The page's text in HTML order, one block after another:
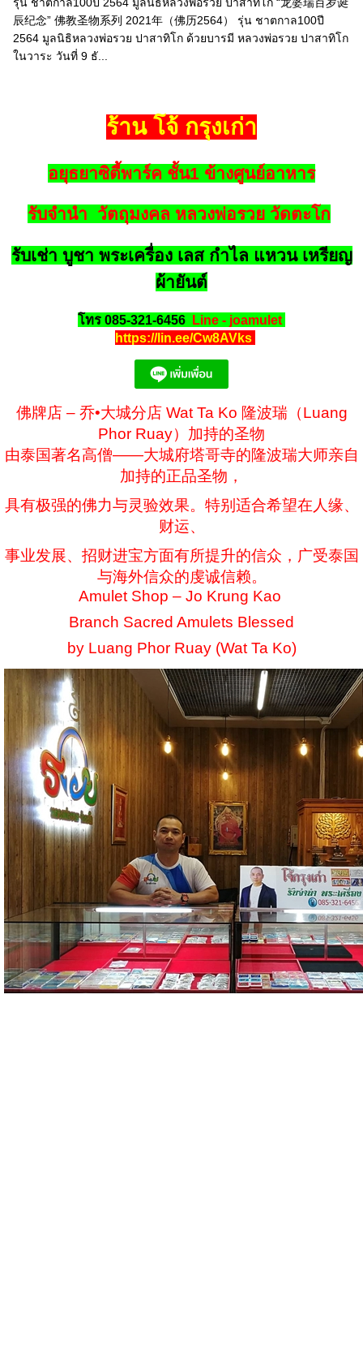
รุ่น ชาตกาล100ปี 2564 มูลนิธิหลวงพ่อรวย ปาสาทิโก “龙婆瑞百岁诞
辰纪念” 佛教圣物系列 2021年（佛历2564） รุ่น ชาตกาล100ปี
2564 มูลนิธิหลวงพ่อรวย ปาสาทิโก ด้วยบารมี หลวงพ่อรวย ปาสาทิโก
ในวาระ วันที่ 9 ธั...
ร้าน โจ้ กรุงเก่า
อยุธยาซิตี้พาร์ค ชั้น1 ข้างศูนย์อาหาร
รับจำนำ วัตถุมงคล หลวงพ่อรวย วัดตะโก
รับเช่า บูชา พระเครื่อง เลส กำไล แหวน เหรียญ
ผ้ายันต์
โทร 085-321-6456 Line - joamulet
https://lin.ee/Cw8AVks
佛牌店 – 乔•大城分店 Wat Ta Ko 隆波瑞（Luang
Phor Ruay）加持的圣物
由泰国著名高僧——大城府塔哥寺的隆波瑞大师亲自
加持的正品圣物，
具有极强的佛力与灵验效果。特别适合希望在人缘、
财运、
事业发展、招财进宝方面有所提升的信众，广受泰国
与海外信众的虔诚信赖。
Amulet Shop – Jo Krung Kao
Branch Sacred Amulets Blessed
by Luang Phor Ruay (Wat Ta Ko)